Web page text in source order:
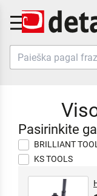
Pasirinkite
BRILLIANT
KS TOOLS